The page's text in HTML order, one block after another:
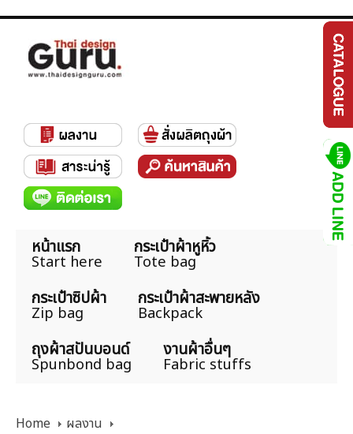
หน้าแรก
Start here
กระเป๋าผ้าหูหิ้ว
Tote bag
กระเป๋าซิปผ้า
Zip bag
กระเป๋าผ้าสะพายหลัง
Backpack
ถุงผ้าสปันบอนด์
Spunbond bag
งานผ้าอื่นๆ
Fabric stuffs
Home
ผลงาน